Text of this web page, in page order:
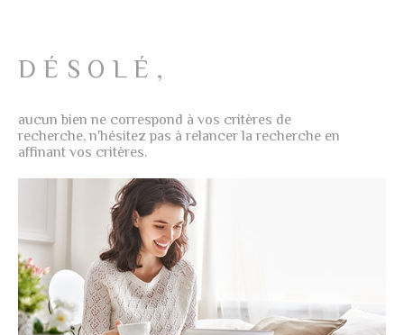
CONTACT
DÉSOLÉ,
aucun bien ne correspond à vos critères de
recherche, n'hésitez pas à relancer la recherche en
affinant vos critères.